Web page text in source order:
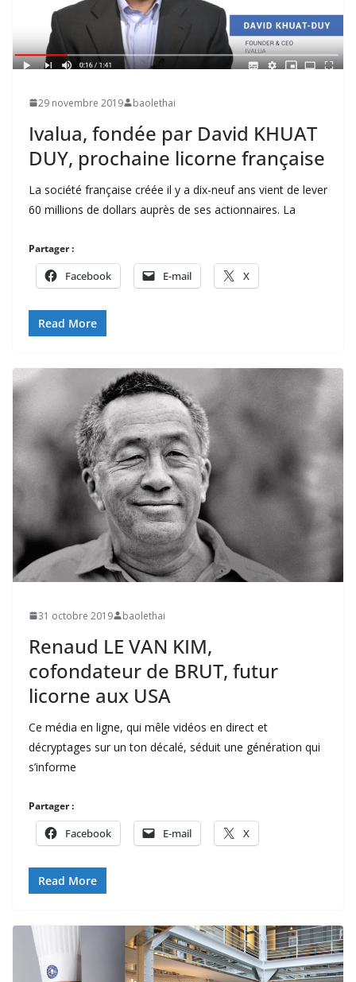
29 novembre 2019 baolethai
Ivalua, fondée par David KHUAT
DUY, prochaine licorne française
La société française créée il y a dix-neuf ans vient de lever
60 millions de dollars auprès de ses actionnaires. La
Partager :
Facebook E-mail X
Read More
31 octobre 2019 baolethai
Renaud LE VAN KIM,
cofondateur de BRUT, futur
licorne aux USA
Ce média en ligne, qui mêle vidéos en direct et
décryptages sur un ton décalé, séduit une génération qui
s’informe
Partager :
Facebook E-mail X
Read More